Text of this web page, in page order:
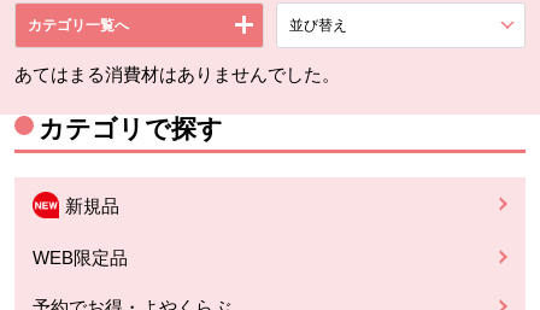
カテゴリ一覧へ 並び替え
あてはまる消費材はありませんでした。
カテゴリで探す
新規品
WEB限定品